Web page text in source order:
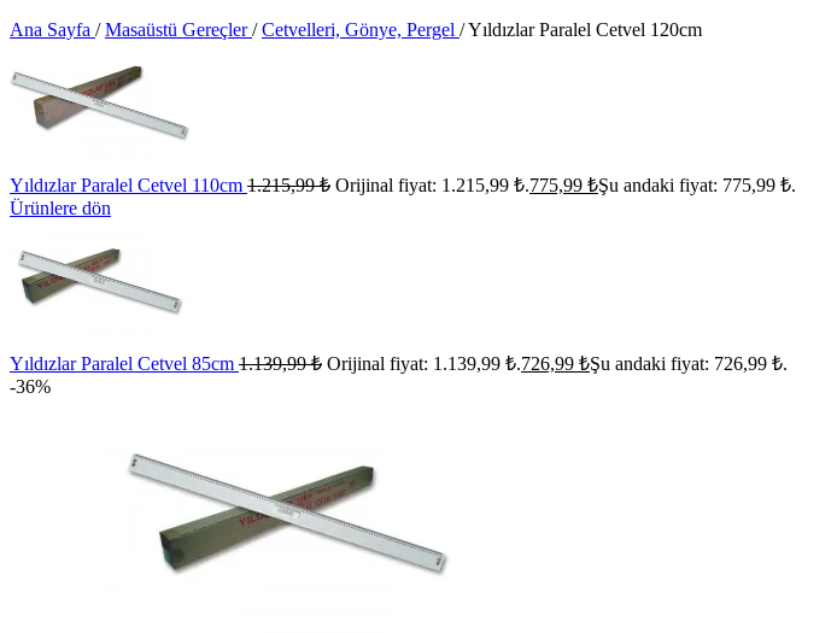
Ana Sayfa / Masaüstü Gereçler/ Cetvelleri, Gönye, Pergel /Yıldızlar Paralel Cetvel 120cm
Yıldızlar Paralel Cetvel 110cm 1.215,99₺ Orijinal fiyat: 1.215,99 ₺.775,99 ₺Şu andaki fiyat: 775,99 ₺.
Ürünlere dön
Yıldızlar Paralel Cetvel 85cm 1.139,99₺ Orijinal fiyat: 1.139,99 ₺.726,99 ₺Şu andaki fiyat: 726,99 ₺.
-36%